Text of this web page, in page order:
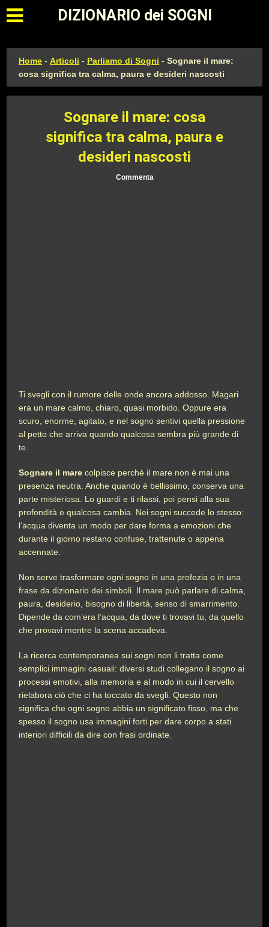
Apri il menu principale
DIZIONARIO dei SOGNI
Home -Articoli - Parliamo di Sogni -Sognare il mare:
cosa significa tra calma, paura e desideri nascosti
Sognare il mare: cosa
significa tra calma, paura e
desideri nascosti
Commenta
Ti svegli con il rumore delle onde ancora addosso. Magari
era un mare calmo, chiaro, quasi morbido. Oppure era
scuro, enorme, agitato, e nel sogno sentivi quella pressione
al petto che arriva quando qualcosa sembra più grande di
te.
Sognare il mare colpisce perché il mare non è mai una
presenza neutra. Anche quando è bellissimo, conserva una
parte misteriosa. Lo guardi e ti rilassi, poi pensi alla sua
profondità e qualcosa cambia. Nei sogni succede lo stesso:
l’acqua diventa un modo per dare forma a emozioni che
durante il giorno restano confuse, trattenute o appena
accennate.
Non serve trasformare ogni sogno in una profezia o in una
frase da dizionario dei simboli. Il mare può parlare di calma,
paura, desiderio, bisogno di libertà, senso di smarrimento.
Dipende da com’era l’acqua, da dove ti trovavi tu, da quello
che provavi mentre la scena accadeva.
La ricerca contemporanea sui sogni non li tratta come
semplici immagini casuali: diversi studi collegano il sogno ai
processi emotivi, alla memoria e al modo in cui il cervello
rielabora ciò che ci ha toccato da svegli. Questo non
significa che ogni sogno abbia un significato fisso, ma che
spesso il sogno usa immagini forti per dare corpo a stati
interiori difficili da dire con frasi ordinate.